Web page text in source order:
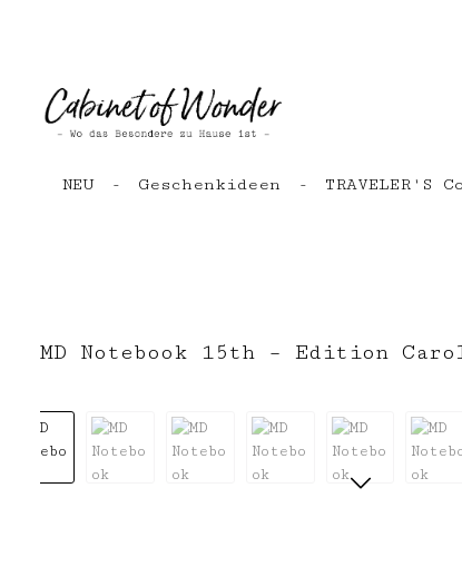
NEU Geschenkideen TRAVELER'S
MD Notebook 15th – Edition
Bildergalerie überspringen